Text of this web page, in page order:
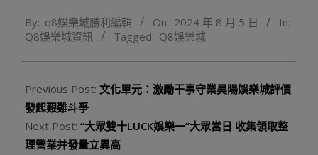
08-
05
By: q8娛樂城勝利編輯 On: 2024 年 8 月 5 日
In:
Q8娛樂城資訊
Tagged: Q8娛樂城
Previous Post: 文化單元：激勵干事守業昊陽娛樂城評價
發起艱難斗爭
Next Post: “大眾雙十LUCK娛樂一”大眾當日 收集領取整
理營業并發量立異高